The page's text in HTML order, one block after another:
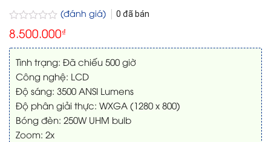
Được
xếp
hạng
0
5
sao
(đánh giá) 0 đã bán
8.500.000₫
Tình trạng: Đã chiếu 500 giờ
Công nghệ: LCD
Độ sáng: 3500 ANSI Lumens
Độ phân giải thực: WXGA (1280 x 800)
Bóng đèn: 250W UHM bulb
Zoom: 2x